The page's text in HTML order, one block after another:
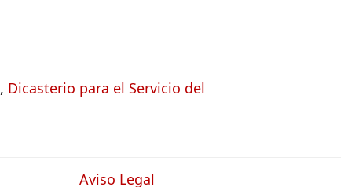
, Dicasterio para el Servicio del
Aviso Legal